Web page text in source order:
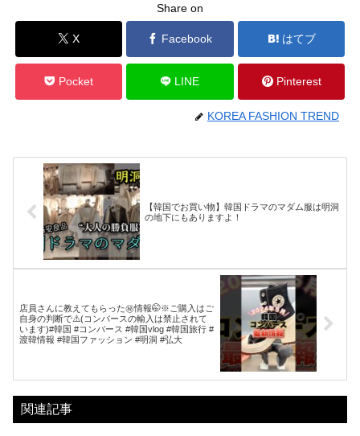
Share on
X Facebook はてブ
Pocket LINE Pinterest
KOREA FASHION TREND
【韓国でお買い物】韓国ドラマのマダム服は明洞
の地下にもありますよ！
店員さんに教えてもらった㊙️情報🤭※ご購入はご
自身の判断で⚠️(コンバースの輸入は禁止されて
います)#韓国 #コンバース #韓国vlog #韓国旅行 #
渡韓情報 #韓国ファッション #明洞 #弘大
関連記事